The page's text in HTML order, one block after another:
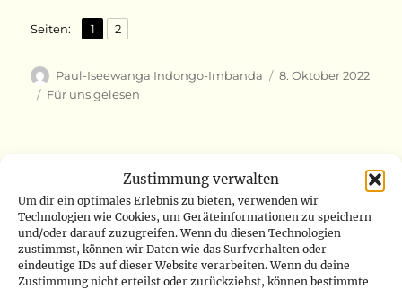
Zustimmung verwalten
Um dir ein optimales Erlebnis zu bieten, verwenden wir
Technologien wie Cookies, um Geräteinformationen zu speichern
und/oder darauf zuzugreifen. Wenn du diesen Technologien
zustimmst, können wir Daten wie das Surfverhalten oder
eindeutige IDs auf dieser Website verarbeiten. Wenn du deine
Zustimmung nicht erteilst oder zurückziehst, können bestimmte
Seiten: Seite
1 ,
Seite
2
Autor
Paul-Iseewanga Indongo-Imbanda
Veröffentlicht
8. Oktober 2022
Kategorien
Für uns gelesen
Beitragsnavigation
ZURÜCK
Vorheriger
Beitrag:
6./7.10.2022